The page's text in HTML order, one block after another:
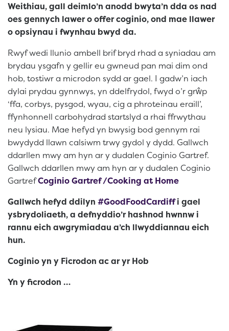
Weithiau, gall deimlo’n anodd bwyta’n dda os nad
oes gennych lawer o offer coginio, ond mae llawer
o opsiynau i fwynhau bwyd da.
Rwyf wedi llunio ambell brif bryd rhad a syniadau am
brydau ysgafn y gellir eu gwneud pan mai dim ond
hob, tostiwr a microdon sydd ar gael. I gadw’n iach
dylai prydau gynnwys, yn ddelfrydol, fwyd o’r grŵp
‘ffa, corbys, pysgod, wyau, cig a phroteinau eraill’,
ffynhonnell carbohydrad startslyd a rhai ffrwythau
neu lysiau. Mae hefyd yn bwysig bod gennym rai
bwydydd llawn calsiwm trwy gydol y dydd. Gallwch
ddarllen mwy am hyn ar y dudalen Coginio Gartref.
Gallwch ddarllen mwy am hyn ar y dudalen Coginio
GartrefCoginio Gartref /Cooking at Home
Gallwch hefyd ddilyn #GoodFoodCardiffi gael
ysbrydoliaeth, a defnyddio’r hashnod hwnnw i
rannu eich awgrymiadau a’ch llwyddiannau eich
hun.
Coginio yn y Ficrodon ac ar yr Hob
Yn y ficrodon …